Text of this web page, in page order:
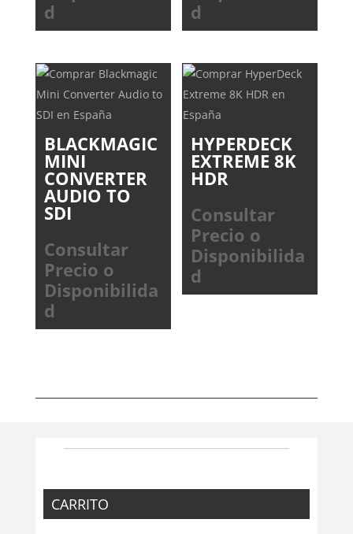
d
d
BLACKMAGIC
MINI
CONVERTER
AUDIO TO
SDI
Consultar
Precio o
Disponibilida
d
HYPERDECK
EXTREME 8K
HDR
Consultar
Precio o
Disponibilida
d
CARRITO